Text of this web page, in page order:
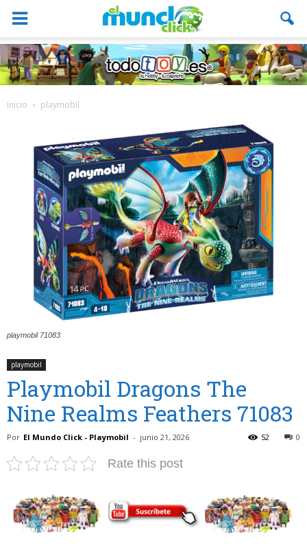
Inicio playmobil
playmobil 71083
playmobil
Playmobil Dragons The
Nine Realms Feathers 71083
Por El Mundo Click - Playmobil - junio 21, 2026 0
52
Rate this post